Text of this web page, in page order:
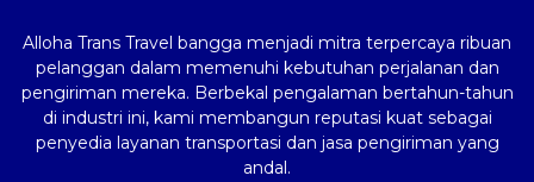
Alloha Trans Travel bangga menjadi mitra terpercaya ribuan
pelanggan dalam memenuhi kebutuhan perjalanan dan
pengiriman mereka. Berbekal pengalaman bertahun-tahun
di industri ini, kami membangun reputasi kuat sebagai
penyedia layanan transportasi dan jasa pengiriman yang
andal.